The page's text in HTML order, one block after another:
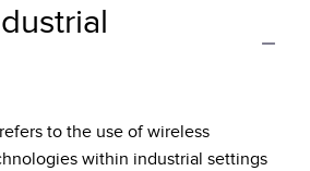
to the use of wireless
within industrial settings